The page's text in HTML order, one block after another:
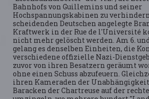
Bahnhofs von Guillemins und seiner
Hochspannungskabinen zu
scheidenden Deutschen angelegte
Kraftwerk in der Rue de l'Université
nicht mehr gelöscht werden. Am 6.
gelang es denselben Einheiten, die
verschiedene offizielle Nazi-
zuvor von ihren Besatzern geräumt
ohne einen Schuss abzufeuern.
ihren Kameraden der
Baracken der Chartreuse auf der